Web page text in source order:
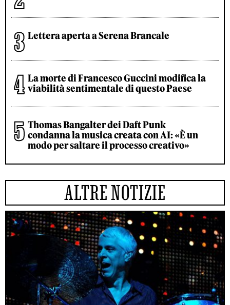
Lettera aperta a Serena Brancale
La morte di Francesco Guccini modifica la
viabilità sentimentale di questo Paese
Thomas Bangalter dei Daft Punk
condanna la musica creata con AI: «È un
modo per saltare il processo creativo»
ALTRE NOTIZIE